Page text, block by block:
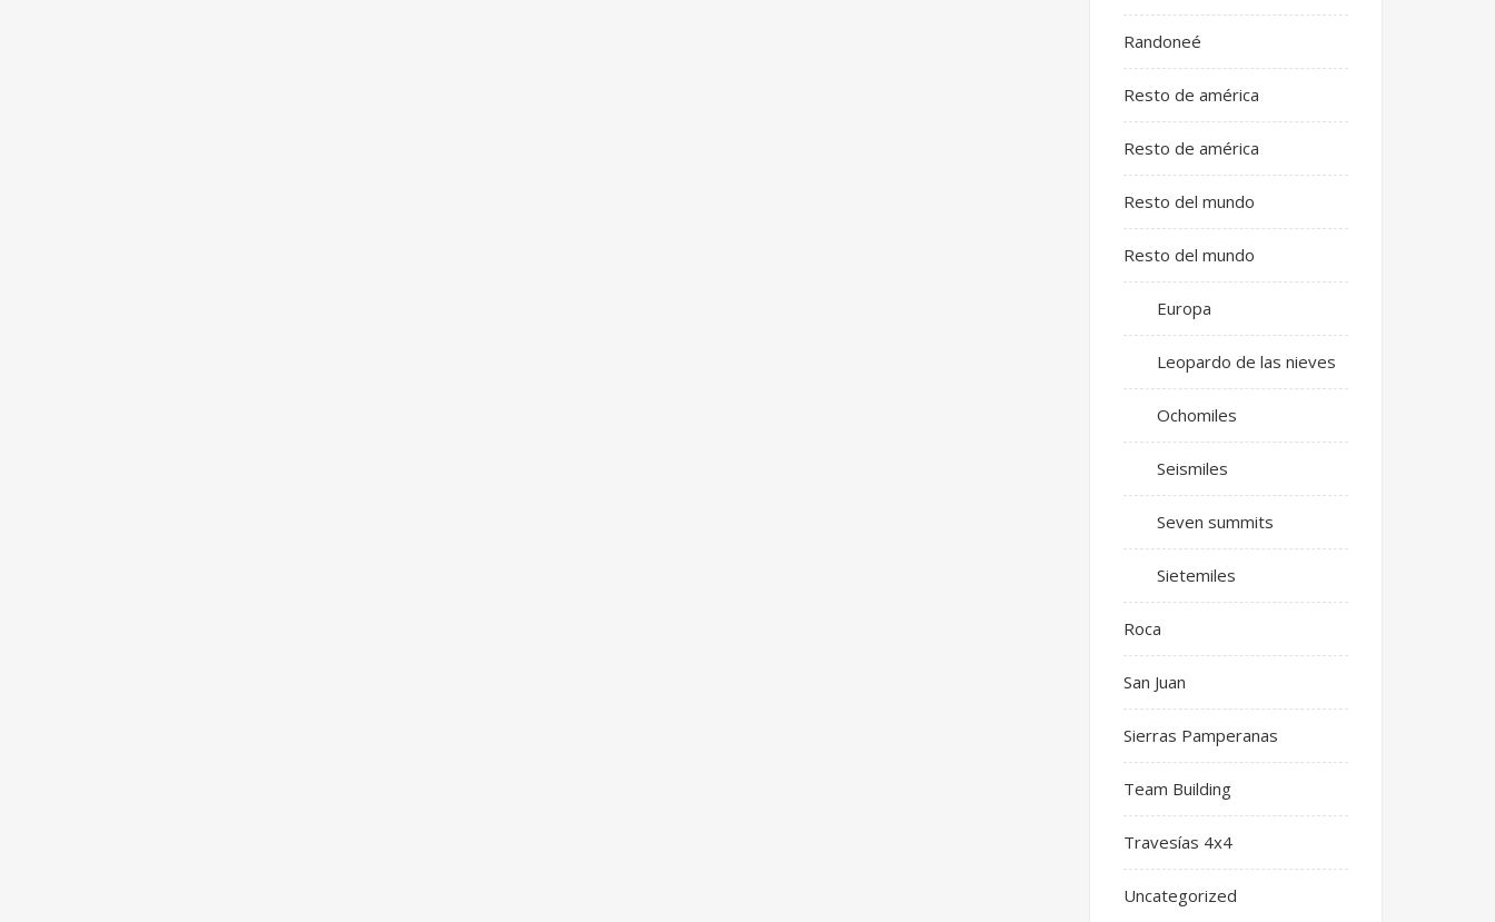
Randoneé
Resto de américa
Resto de américa
Resto del mundo
Resto del mundo
Europa
Leopardo de las nieves
Ochomiles
Seismiles
Seven summits
Sietemiles
Roca
San Juan
Sierras Pamperanas
Team Building
Travesías 4x4
Uncategorized